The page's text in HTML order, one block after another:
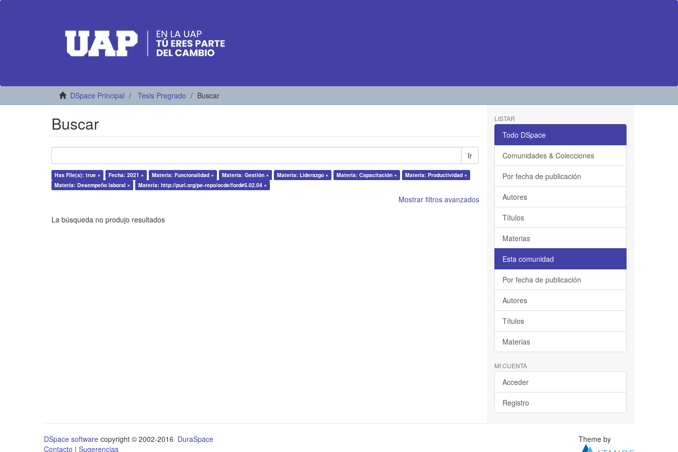
DSpace Principal Tesis Pregrado Buscar
Buscar
Ir
Has File(s): true × Fecha: 2021 × Materia: Funcionalidad × Materia: Gestión × Materia: Liderazgo × Materia: Capacitación ×
Materia: Productividad ×
Materia: Desempeño laboral ×
Materia: http://purl.org/pe-repo/ocde/ford#5.02.04 ×
Mostrar filtros avanzados
La búsqueda no produjo resultados
LISTAR
Todo DSpace
Comunidades & Colecciones
Por fecha de publicación
Autores
Títulos
Materias
Esta comunidad
Por fecha de publicación
Autores
Títulos
Materias
MI CUENTA
Acceder
Registro
DSpace software copyright © 2002-2016 DuraSpace
Contacto | Sugerencias
Theme by